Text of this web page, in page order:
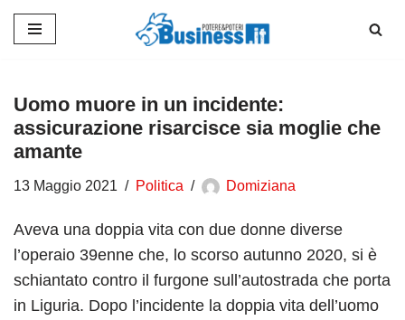
contenuto
Uomo muore in un incidente:
assicurazione risarcisce sia moglie che
amante
13 Maggio 2021 Politica Domiziana
Aveva una doppia vita con due donne diverse
l’operaio 39enne che, lo scorso autunno 2020, si è
schiantato contro il furgone sull’autostrada che porta
in Liguria. Dopo l’incidente la doppia vita dell’uomo